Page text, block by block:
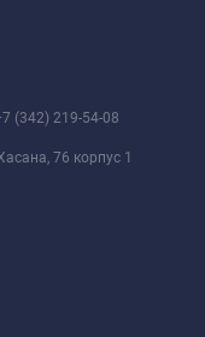
(342) 219-54-08
76 корпус 1